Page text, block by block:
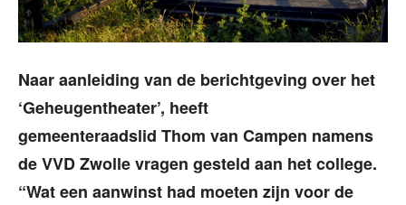
Naar aanleiding van de berichtgeving over het
‘Geheugentheater’, heeft
gemeenteraadslid Thom van Campen namens
de VVD Zwolle vragen gesteld aan het college.
“Wat een aanwinst had moeten zijn voor de